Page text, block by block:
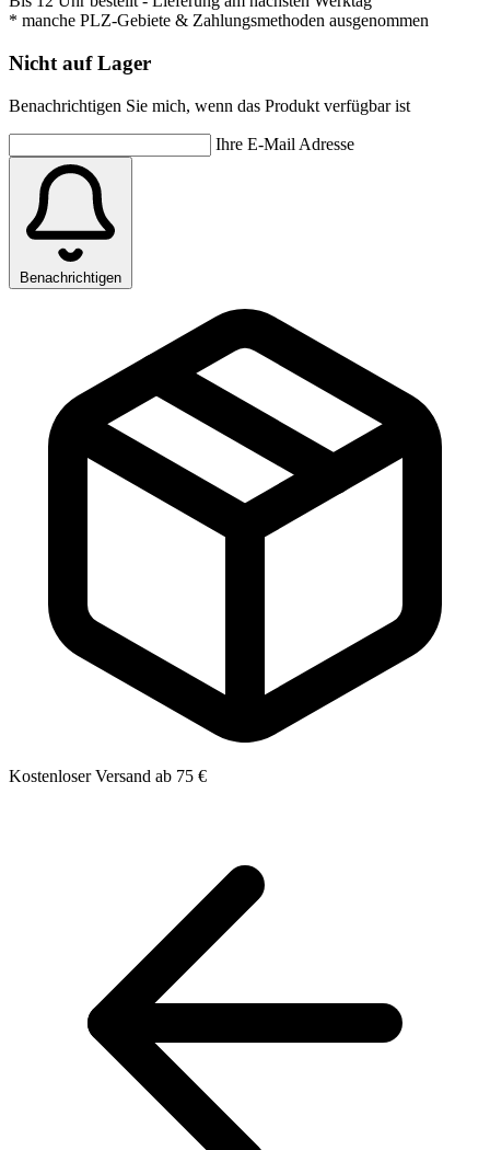
* manche PLZ-Gebiete & Zahlungsmethoden ausgenommen
Nicht auf Lager
Benachrichtigen Sie mich, wenn das Produkt verfügbar ist
Ihre E-Mail Adresse
Benachrichtigen
Kostenloser Versand ab 75 €